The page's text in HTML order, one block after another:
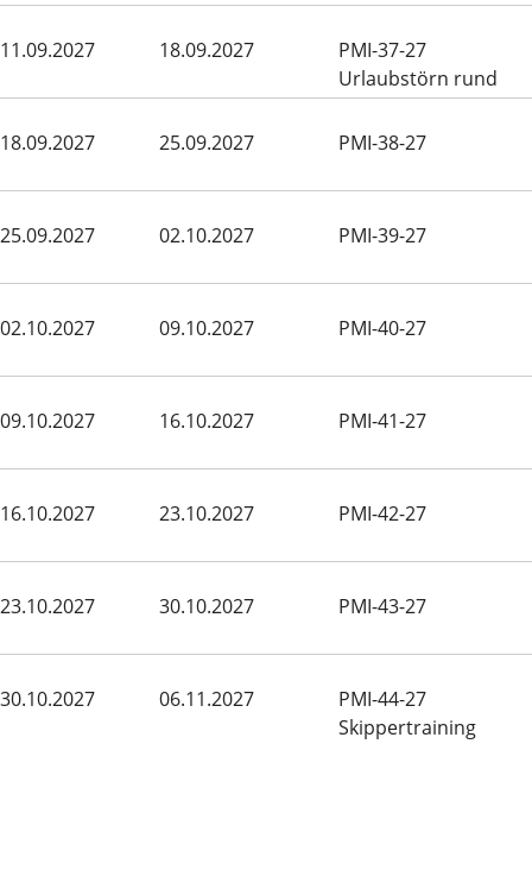
Menorca
PMI-37-27
Urlaubstörn rund
Menorca
11.09.2027 18.09.2027
PMI-38-27
18.09.2027 25.09.2027
PMI-39-27
25.09.2027 02.10.2027
PMI-40-27
02.10.2027 09.10.2027
PMI-41-27
09.10.2027 16.10.2027
PMI-42-27
16.10.2027 23.10.2027
PMI-43-27
23.10.2027 30.10.2027
PMI-44-27
Skippertraining
30.10.2027 06.11.2027